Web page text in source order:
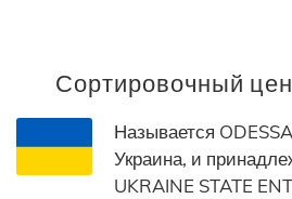
Сортировочный
Называется
Украина, и
UKRAINE STATE